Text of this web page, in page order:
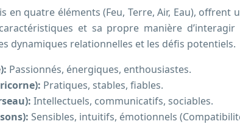
en quatre éléments (Feu, Terre, Air, Eau),
et sa propre manière
dynamiques relationnelles et les défis potentiels.
Passionnés, énergiques, enthousiastes.
Pratiques, stables, fiables.
Intellectuels, communicatifs, sociables.
Sensibles, intuitifs, émotionnels